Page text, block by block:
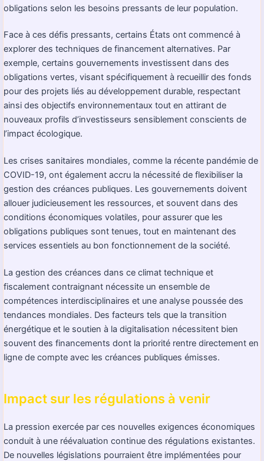
obligations selon les besoins pressants de leur population.
Face à ces défis pressants, certains États ont commencé à
explorer des techniques de financement alternatives. Par
exemple, certains gouvernements investissent dans des
obligations vertes, visant spécifiquement à recueillir des fonds
pour des projets liés au développement durable, respectant
ainsi des objectifs environnementaux tout en attirant de
nouveaux profils d’investisseurs sensiblement conscients de
l’impact écologique.
Les crises sanitaires mondiales, comme la récente pandémie de
COVID-19, ont également accru la nécessité de flexibiliser la
gestion des créances publiques. Les gouvernements doivent
allouer judicieusement les ressources, et souvent dans des
conditions économiques volatiles, pour assurer que les
obligations publiques sont tenues, tout en maintenant des
services essentiels au bon fonctionnement de la société.
La gestion des créances dans ce climat technique et
fiscalement contraignant nécessite un ensemble de
compétences interdisciplinaires et une analyse poussée des
tendances mondiales. Des facteurs tels que la transition
énergétique et le soutien à la digitalisation nécessitent bien
souvent des financements dont la priorité rentre directement en
ligne de compte avec les créances publiques émisses.
Impact sur les régulations à venir
La pression exercée par ces nouvelles exigences économiques
conduit à une réévaluation continue des régulations existantes.
De nouvelles législations pourraient être implémentées pour